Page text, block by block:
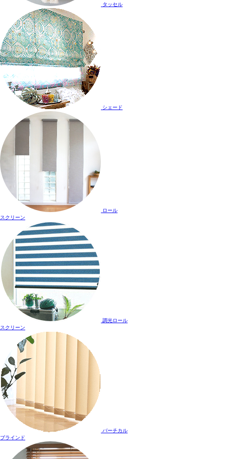
タッセル
シェード
ロール
スクリーン
調光ロール
スクリーン
バーチカル
ブラインド